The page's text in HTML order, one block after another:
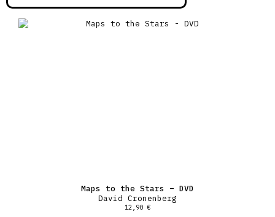
Maps to the Stars – DVD
David Cronenberg
12,90 €